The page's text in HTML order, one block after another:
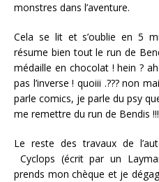
monstres dans l’aventure.
Cela se lit et s’oublie en 5
résume bien tout le run de
médaille en chocolat ! hein ?
pas l’inverse ! quoiii .??? non
parle comics, je parle du psy
me remettre du run de Bendis
Le reste des travaux de
Cyclops (écrit par un
prends mon chèque et je